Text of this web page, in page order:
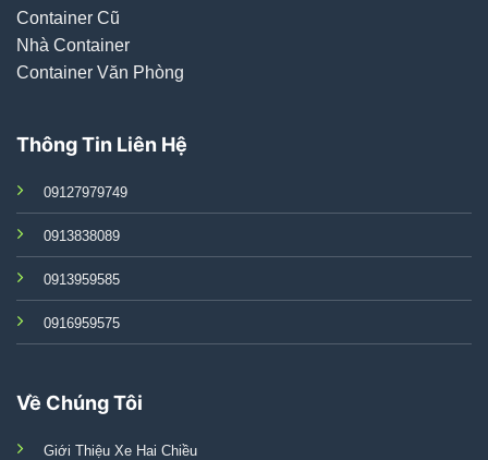
Container Cũ
Nhà Container
Container Văn Phòng
Thông Tin Liên Hệ
09127979749
0913838089
0913959585
0916959575
Về Chúng Tôi
Giới Thiệu Xe Hai Chiều